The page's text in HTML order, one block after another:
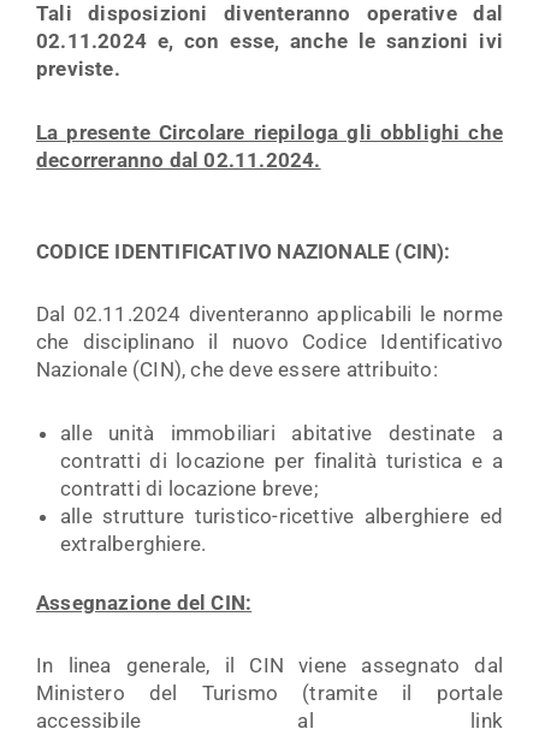
Tali disposizioni diventeranno operative dal
02.11.2024 e, con esse, anche le sanzioni ivi
previste.
La presente Circolare riepiloga gli obblighi che
decorreranno dal 02.11.2024.
CODICE IDENTIFICATIVO NAZIONALE (CIN):
Dal 02.11.2024 diventeranno applicabili le norme
che disciplinano il nuovo Codice Identificativo
Nazionale (CIN), che deve essere attribuito:
alle unità immobiliari abitative destinate a
contratti di locazione per finalità turistica e a
contratti di locazione breve;
alle strutture turistico-ricettive alberghiere ed
extralberghiere.
Assegnazione del CIN:
In linea generale, il CIN viene assegnato dal
Ministero del Turismo (tramite il portale
accessibile al link